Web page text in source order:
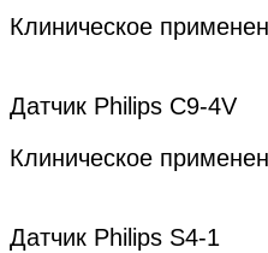
Клиническое
Датчик Philips C9-4V
Клиническое
Датчик Philips S4-1